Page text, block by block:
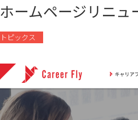
ホームページリニュ
トピックス